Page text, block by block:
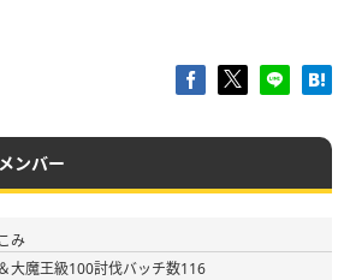
ンバー
み
大魔王級100討伐バッチ数116